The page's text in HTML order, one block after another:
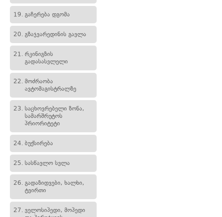
19. გაჩერება დგომა
20. გზაჯვარედინის გავლა
21. რკინიგზის
გადასასვლელი
22. მოძრაობა
ავტომაგისტრალზე
23. საცხოვრებელი ზონა,
სამარშრუტოს
პრიორიტეტი
24. ბუქსირება
25. სასწავლო სვლა
26. გადაზიდვები, ხალხი,
ტვირთი
27. ველოსიპედი, მოპედი